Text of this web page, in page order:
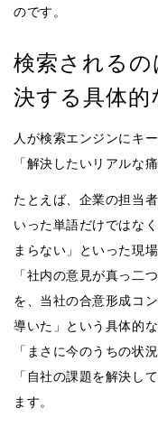
のです。
検索される
決する具体的
人が検索エンジンにキ
「解決したいリアルな
たとえば、企業の担当
いった単語だけではな
まらない」といった現
「社内の意見が真っ二
を、当社の合意形成コ
導いた」という具体的
「まさに今のうちの状
「自社の課題を解決し
ます。